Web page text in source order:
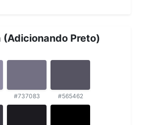
(Adicionando Preto)
#737083 #565462